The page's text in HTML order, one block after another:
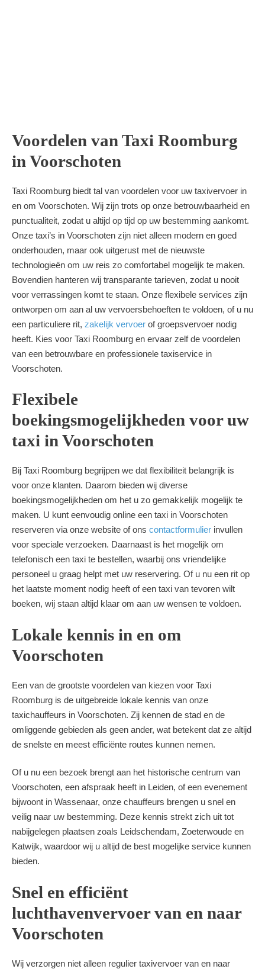
Voordelen van Taxi Roomburg
in Voorschoten
Taxi Roomburg biedt tal van voordelen voor uw taxivervoer in
en om Voorschoten. Wij zijn trots op onze betrouwbaarheid en
punctualiteit, zodat u altijd op tijd op uw bestemming aankomt.
Onze taxi’s in Voorschoten zijn niet alleen modern en goed
onderhouden, maar ook uitgerust met de nieuwste
technologieën om uw reis zo comfortabel mogelijk te maken.
Bovendien hanteren wij transparante tarieven, zodat u nooit
voor verrassingen komt te staan. Onze flexibele services zijn
ontworpen om aan al uw vervoersbehoeften te voldoen, of u nu
een particuliere rit, zakelijk vervoer of groepsvervoer nodig
heeft. Kies voor Taxi Roomburg en ervaar zelf de voordelen
van een betrouwbare en professionele taxiservice in
Voorschoten.
Flexibele
boekingsmogelijkheden voor uw
taxi in Voorschoten
Bij Taxi Roomburg begrijpen we dat flexibiliteit belangrijk is
voor onze klanten. Daarom bieden wij diverse
boekingsmogelijkheden om het u zo gemakkelijk mogelijk te
maken. U kunt eenvoudig online een taxi in Voorschoten
reserveren via onze website of ons contactformulier invullen
voor speciale verzoeken. Daarnaast is het mogelijk om
telefonisch een taxi te bestellen, waarbij ons vriendelijke
personeel u graag helpt met uw reservering. Of u nu een rit op
het laatste moment nodig heeft of een taxi van tevoren wilt
boeken, wij staan altijd klaar om aan uw wensen te voldoen.
Lokale kennis in en om
Voorschoten
Een van de grootste voordelen van kiezen voor Taxi
Roomburg is de uitgebreide lokale kennis van onze
taxichauffeurs in Voorschoten. Zij kennen de stad en de
omliggende gebieden als geen ander, wat betekent dat ze altijd
de snelste en meest efficiënte routes kunnen nemen.
Of u nu een bezoek brengt aan het historische centrum van
Voorschoten, een afspraak heeft in Leiden, of een evenement
bijwoont in Wassenaar, onze chauffeurs brengen u snel en
veilig naar uw bestemming. Deze kennis strekt zich uit tot
nabijgelegen plaatsen zoals Leidschendam, Zoeterwoude en
Katwijk, waardoor wij u altijd de best mogelijke service kunnen
bieden.
Snel en efficiënt
luchthavenvervoer van en naar
Voorschoten
Wij verzorgen niet alleen regulier taxivervoer van en naar